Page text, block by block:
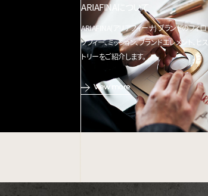
ARIAFINAについて
ARIAFINA(アリアフィーナ) ブランドのフィロ
ソフィー、ミッション、ブランドエレメント、ヒス
トリーをご紹介します。
View more